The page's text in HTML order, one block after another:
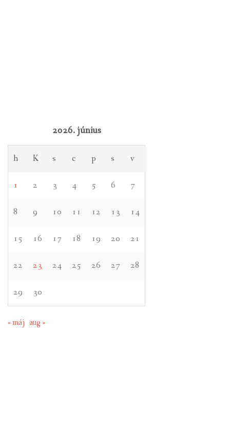
2026. június
h K s c p s v
1 2 3 4 5 6 7
8 9 10 11 12 13 14
15 16 17 18 19 20 21
22 23 24 25 26 27 28
29 30
« máj aug »